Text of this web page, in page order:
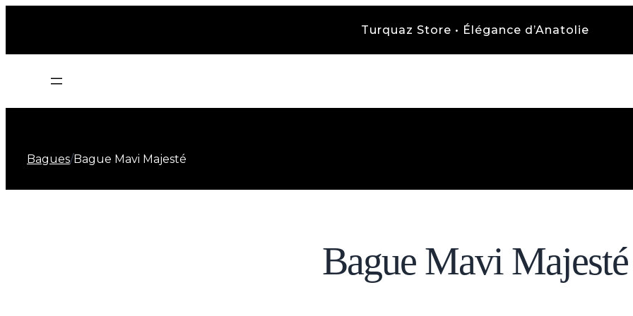
Turquaz Store • Élégance d’Anatolie
Bagues/Bague Mavi Majesté
Bague Mavi Majesté